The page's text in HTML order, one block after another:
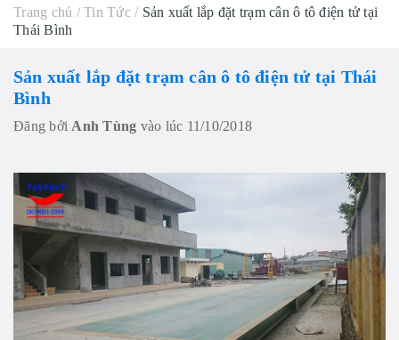
Trang chủ / Tin Tức / Sản xuất lắp đặt trạm cân ô tô điện tử tại
Thái Bình
Sản xuất lắp đặt trạm cân ô tô điện tử tại Thái
Bình
Đăng bởi Anh Tùng vào lúc 11/10/2018